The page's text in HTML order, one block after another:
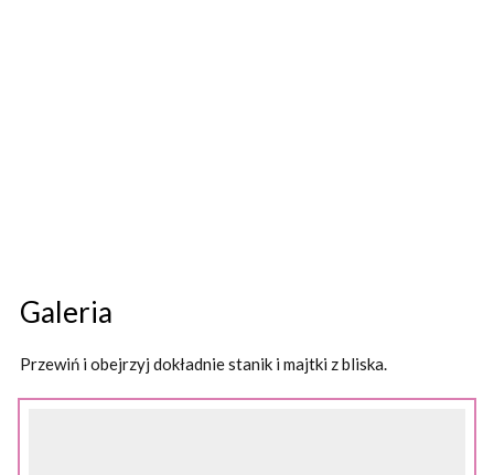
Galeria
Przewiń i obejrzyj dokładnie stanik i majtki z bliska.